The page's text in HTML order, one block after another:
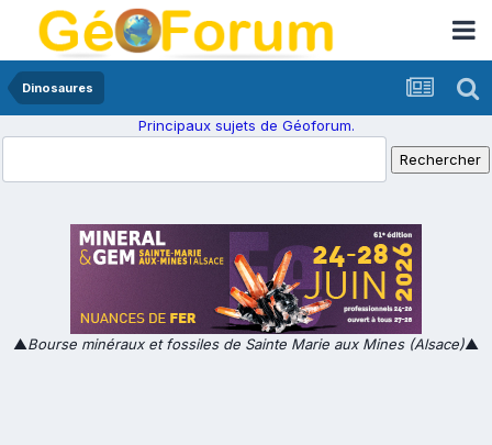
Dinosaures
Principaux sujets de Géoforum.
▲Bourse minéraux et fossiles de Sainte Marie aux Mines (Alsace)▲